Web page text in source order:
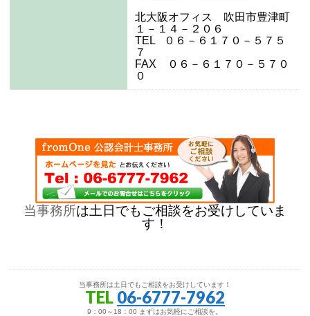
北大阪オフィス 吹田市豊津町
１－１４－２０６
TEL ０６－６１７０－５７５
７
FAX ０６－６１７０－５７０
０
当事務所は土日でもご相談をお受けしていま
す！
当事務所は土日でもご相談をお受けしています！
TEL 06-6777-7962
9：00～18：00 まずはお気軽にご相談を。